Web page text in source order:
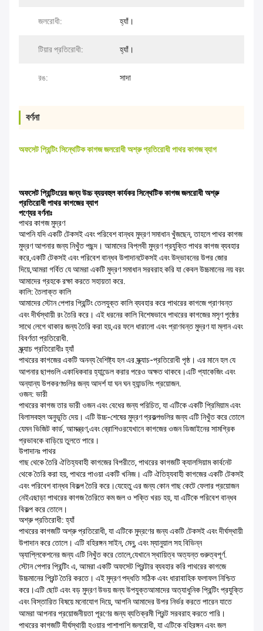
জলরোধী: হ্যাঁ।
টিয়ার প্রতিরোধী: হ্যাঁ।
রঙ: সাদা
বর্ণনা
অফসেট প্রিন্টিং সিন্থেটিক কাগজ জলরোধী অশ্রু প্রতিরোধী পাথর কাগজ ব্যাগ
অফসেট প্রিন্টিংয়ের জন্য উচ্চ ব্যয়বহুল কার্যকর সিন্থেটিক কাগজ জলরোধী অশ্রু
প্রতিরোধী পাথর কাগজের ব্যাগ
পণ্যের বর্ণনাঃ
পাথর কাগজ মুদ্রণ
আপনি যদি একটি টেকসই এবং পরিবেশ বান্ধব মুদ্রণ সমাধান খুঁজছেন, তাহলে পাথর কাগজ
মুদ্রণ আপনার জন্য নিখুঁত পছন্দ। আমাদের বিপ্লবী মুদ্রণ প্রযুক্তি পাথর কাগজ ব্যবহার
করে,একটি টেকসই এবং পরিবেশ বান্ধব উপাদানটেকসই এবং উদ্ভাবনের উপর জোর
দিয়ে,আমরা গর্বিত যে আমরা একটি মুদ্রণ সমাধান সরবরাহ করি যা কেবল উচ্চমানের নয় বরং
আমাদের গ্রহকে রক্ষা করতে সহায়তা করে.
কালি: তৈলাক্ত কালি
আমাদের স্টোন পেপার প্রিন্টিং তেলযুক্ত কালি ব্যবহার করে পাথরের কাগজে প্রাণবন্ত
এবং দীর্ঘস্থায়ী রং তৈরি করে। এই ধরনের কালি বিশেষভাবে পাথরের কাগজের মসৃণ পৃষ্ঠের
সাথে লেগে থাকার জন্য তৈরি করা হয়,এর ফলে ধারালো এবং প্রাণবন্ত মুদ্রণ যা ম্লান এবং
বিবর্ণতা প্রতিরোধী.
স্ক্র্যাচ প্রতিরোধীঃ হ্যাঁ
পাথরের কাগজের একটি অনন্য বৈশিষ্ট্য হল এর স্ক্র্যাচ-প্রতিরোধী পৃষ্ঠ। এর মানে হল যে
আপনার ছাপগুলি একাধিকবার হ্যান্ডেল করার পরেও অক্ষত থাকবে।এটি প্যাকেজিং এবং
অন্যান্য উপকরণগুলির জন্য আদর্শ যা ঘন ঘন হ্যান্ডলিং প্রয়োজন.
ওজন: ভারী
পাথরের কাগজ তার ভারী ওজন এবং বেধের জন্য পরিচিত, যা এটিকে একটি প্রিমিয়াম এবং
বিলাসবহুল অনুভূতি দেয়। এটি উচ্চ-শেষের মুদ্রণ প্রকল্পগুলির জন্য এটি নিখুঁত করে তোলে
যেমন ভিজিট কার্ড, আমন্ত্রণ,এবং ব্রোশিওরযেখানে কাগজের ওজন ডিজাইনের সামগ্রিক
প্রভাবকে বাড়িয়ে তুলতে পারে।
উপাদানঃ পাথর
গাছ থেকে তৈরি ঐতিহ্যবাহী কাগজের বিপরীতে, পাথরের কাগজটি ক্যালসিয়াম কার্বনেট
থেকে তৈরি করা হয়, পাথরে পাওয়া একটি খনিজ। এটি ঐতিহ্যবাহী কাগজের একটি টেকসই
এবং পরিবেশ বান্ধব বিকল্প তৈরি করে।যেহেতু এর জন্য কোন গাছ কেটে ফেলার প্রয়োজন
নেইএছাড়া পাথরের কাগজ তৈরিতে কম জল ও শক্তি খরচ হয়, যা এটিকে পরিবেশ বান্ধব
বিকল্প করে তোলে।
অশ্রু প্রতিরোধী: হ্যাঁ
পাথরের কাগজটি অশ্রু প্রতিরোধী, যা এটিকে মুদ্রণের জন্য একটি টেকসই এবং দীর্ঘস্থায়ী
উপাদান করে তোলে। এটি বহিরঙ্গন সাইন, মেনু, এবং ম্যানুয়াল সহ বিভিন্ন
অ্যাপ্লিকেশনের জন্য এটি নিখুঁত করে তোলে,যেখানে স্থায়িত্ব অত্যন্ত গুরুত্বপূর্ণ.
স্টোন পেপার প্রিন্টিং এ, আমরা একটি অফসেট প্রিন্টার ব্যবহার করি পাথরের কাগজে
উচ্চমানের প্রিন্ট তৈরি করতে। এই মুদ্রণ পদ্ধতি সঠিক এবং ধারাবাহিক ফলাফল নিশ্চিত
করে।এটি ছোট এবং বড় মুদ্রণ উভয় জন্য উপযুক্তআমাদের অত্যাধুনিক প্রিন্টিং প্রযুক্তি
এবং বিস্তারিত বিষয়ে মনোযোগ দিয়ে, আপনি আমাদের উপর নির্ভর করতে পারেন যাতে
আমরা আপনার প্রয়োজনীয়তা পূরণের জন্য ব্যতিক্রমী প্রিন্ট সরবরাহ করতে পারি।
পাথরের কাগজটি দীর্ঘস্থায়ী হওয়ার পাশাপাশি জলরোধী, যা এটিকে বহিরঙ্গন এবং জল